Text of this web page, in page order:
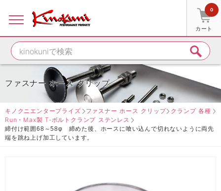
カート
0
ファスナー ホース クリップ
キノクニエンタープライズ ファスナー ホース クリップ
クランプ 各種
Run・Max製 T-ボルトクランプ ステンレス
締付け範囲68～58φ 締めた後、ホースに喰い込んで切れないように両先
端を跳ね上げ加工しています。